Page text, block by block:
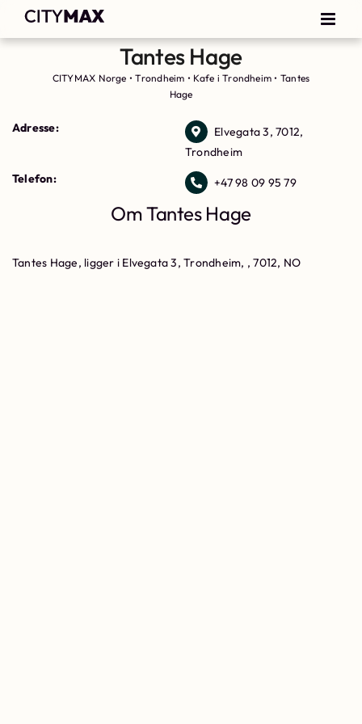
Tantes Hage
CITYMAX Norge •Trondheim • Kafe i Trondheim • Tantes
Hage
Adresse:
Elvegata 3, 7012,
Trondheim
Telefon:
+47 98 09 95 79
Om Tantes Hage
Tantes Hage, ligger i Elvegata 3, Trondheim, , 7012, NO